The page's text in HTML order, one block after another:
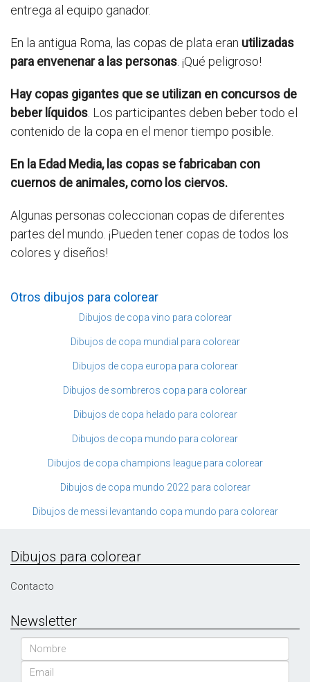
entrega al equipo ganador.
En la antigua Roma, las copas de plata eran utilizadas
para envenenar a las personas. ¡Qué peligroso!
Hay copas gigantes que se utilizan en concursos de
beber líquidos. Los participantes deben beber todo el
contenido de la copa en el menor tiempo posible.
En la Edad Media, las copas se fabricaban con
cuernos de animales, como los ciervos.
Algunas personas coleccionan copas de diferentes
partes del mundo. ¡Pueden tener copas de todos los
colores y diseños!
Otros dibujos para colorear
Dibujos de copa vino para colorear
Dibujos de copa mundial para colorear
Dibujos de copa europa para colorear
Dibujos de sombreros copa para colorear
Dibujos de copa helado para colorear
Dibujos de copa mundo para colorear
Dibujos de copa champions league para colorear
Dibujos de copa mundo 2022 para colorear
Dibujos de messi levantando copa mundo para colorear
Dibujos para colorear
Contacto
Newsletter
Nombre
Email